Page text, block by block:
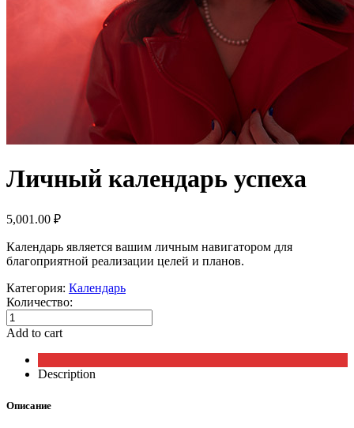
Личный календарь успеха
5,001.00 ₽
Календарь является вашим личным навигатором для
благоприятной реализации целей и планов.
Категория: Календарь
Количество:
Личный
календарь
quantity
Add to cart
Description
Описание